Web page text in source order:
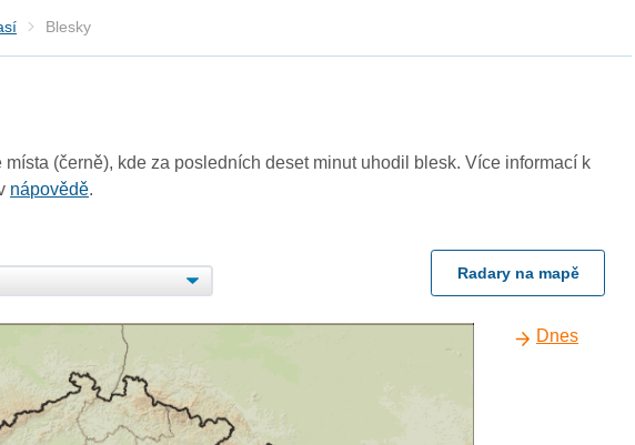
Blesky
(černě), kde za posledních deset minut uhodil blesk. Více informací k
nápovědě.
Radary na mapě
Dnes